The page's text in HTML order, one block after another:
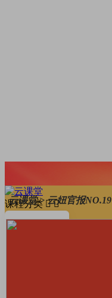
课程分类
考研·升学
云课堂 > 云妞官报NO.19